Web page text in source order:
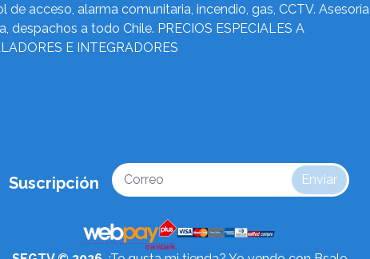
de acceso, alarma comunitaria, incendio, gas, CCTV. Asesoría
despachos a todo Chile. PRECIOS ESPECIALES A
E INTEGRADORES
Suscripción Enviar